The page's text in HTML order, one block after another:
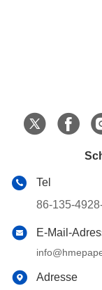
Tel
86-135-
E-Mail-
Adresse